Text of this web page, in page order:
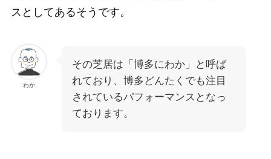
スとしてあるそうです。
わか
その芝居は「博多にわか」と呼ば
れており、博多どんたくでも注目
されているパフォーマンスとなっ
ております。